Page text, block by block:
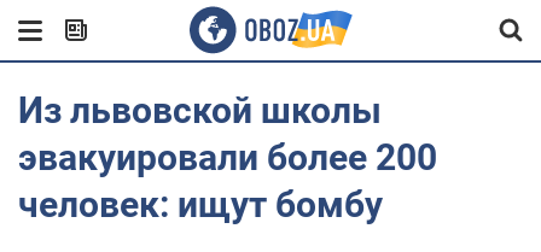
Из львовской школы
эвакуировали более 200
человек: ищут бомбу